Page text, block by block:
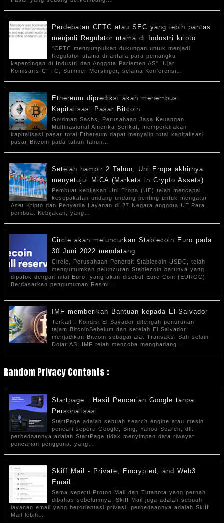
Perdebatan CFTC atau SEC yang lebih pantas
menjadi Regulator utama di Industri kripto
"CFTC mengumpulkan dukungan untuk menjadi
Regulator utama di antara para pemangku
kepentingan di Industri dan Anggota Parlemen AS", Ujar
Komisaris CFTC, Summer Mersinger, selama Konferensi…
Ethereum diprediksi akan menembus
Kapitalisasi Pasar Bitcoin
Goldman Sachs, Perusahaan Jasa Keuangan
Multinasional Amerika Serikat, memperkirakan
kapitalisasi pasar total Ethereum dapat menyalip total kapitalisasi
pasar Bitcoin pada tahun-tahun…
Setelah hampir 2 Tahun, Uni Eropa akhirnya
menyetujui MiCA (Markets in Crypto Assets)
Pembuat kebijakan Uni Eropa (UE) telah mencapai
kesepakatan undang-undang penting untuk mengatur
Aset Kripto dan Penyedia Layanan di 27 Negara anggota UE.Para
pembuat Kebijakan, yang…
Circle akan meluncurkan Stablecoin Euro pada
30 Juni 2022 mendatang
Circle, Perusahaan Penerbit Stablecoin USDC, telah
mengumumkan peluncuran Stablecoin barunya yang
dipatok dengan nilai Euro, yang akan disebut Euro Coin (EUROC).
Berdasarkan pengumuman Resmi…
IMF memberikan Bantuan kepada El-Salvador
Terkait : Kondisi El-Savador ditengah penurunan
tajam BitcoinSebelum dan setelah El Salvador
menjadikan Bitcoin sebagai alat Transaksi Sah selain
Dolar AS, IMF telah mencoba menghadang…
Random Privacy Contents :
Startpage : Hasil Pencarian Google tanpa
Personalisasi
StartPage adalah sebuah search engine atau mesin
pencari seperti Google, Bing, Yahoo Search, dll.
perbedaannya adalah StartPage tidak menyimpan data riwayat
pencarian pengguna. yang…
Skiff Mail - Private, Encrypted, and Web3
Email.
Sama seperti Proton Mail dan Tutanota yang pernah
dibahas sebelumnya, Skiff Mail juga adalah sebuah
layanan email yang berorientasi privasi, perbedaannya adalah Skiff
Mail lebih…